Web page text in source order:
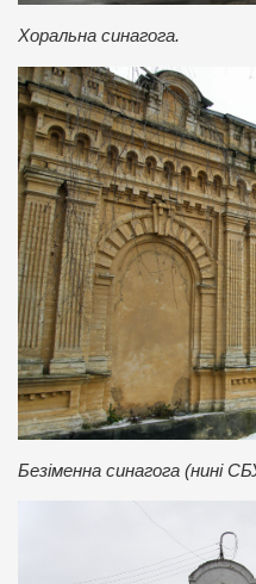
Хоральна синагога.
Безіменна синагога (нині